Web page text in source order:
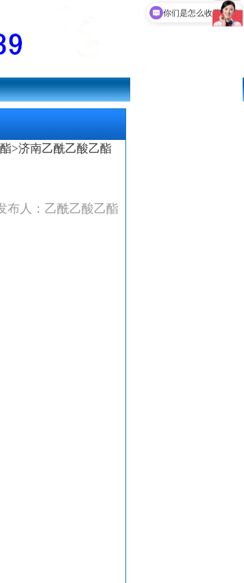
>济南乙酰乙酸乙酯
布人：乙酰乙酸乙酯
你们是怎么收费的呢
现在有优惠活动吗